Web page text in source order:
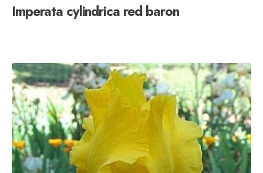
Imperata cylindrica red baron